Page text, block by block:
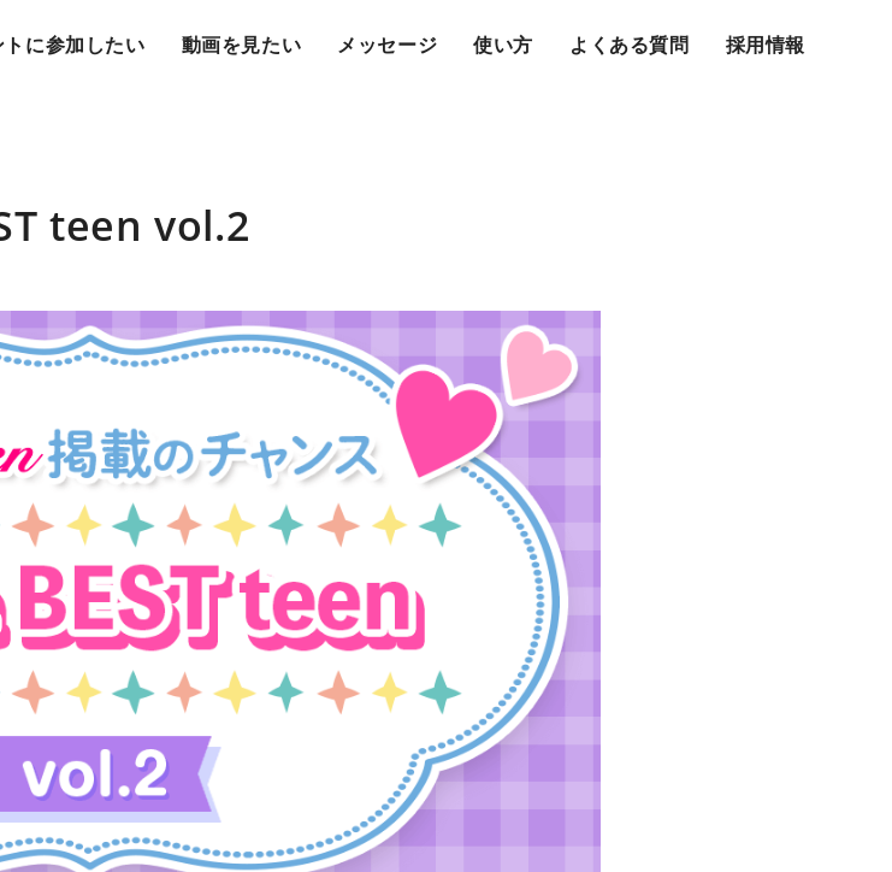
トに参加したい 動画を見たい メッセージ 使い方 よくある質問 採用情報
teen vol.2